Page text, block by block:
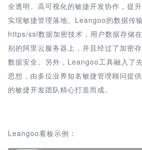
全透明、高可视化的敏捷开发协作，提升
实现敏捷管理落地。Leangoo的数据传
https/ssl数据加密技术，用户数据存储
别的阿里云服务器上，并且经过了加密
数据安全。另外，Leangoo工具融入了
思想，由多位业界知名敏捷管理顾问提
的敏捷开发团队精心打造而成。
Leangoo看板示例：